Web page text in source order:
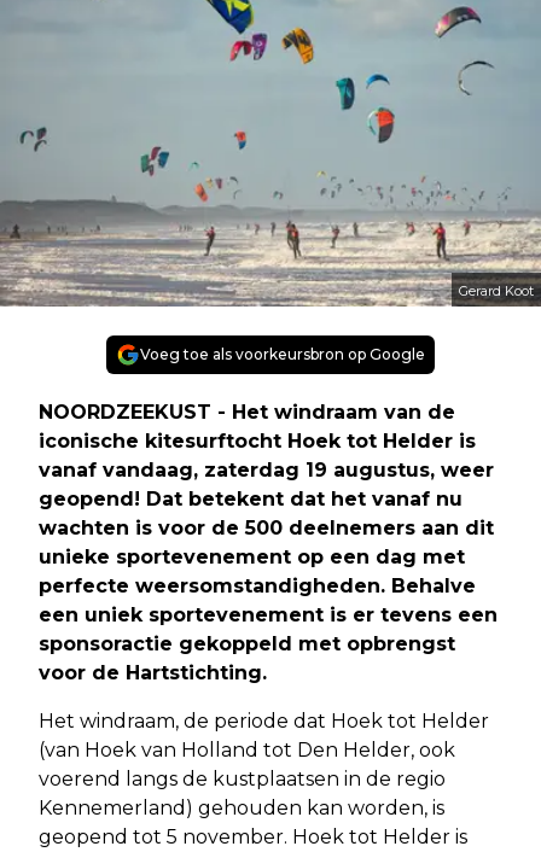
Gerard Koot
Voeg toe als voorkeursbron op Google
NOORDZEEKUST - Het windraam van de
iconische kitesurftocht Hoek tot Helder is
vanaf vandaag, zaterdag 19 augustus, weer
geopend! Dat betekent dat het vanaf nu
wachten is voor de 500 deelnemers aan dit
unieke sportevenement op een dag met
perfecte weersomstandigheden. Behalve
een uniek sportevenement is er tevens een
sponsoractie gekoppeld met opbrengst
voor de Hartstichting.
Het windraam, de periode dat Hoek tot Helder
(van Hoek van Holland tot Den Helder, ook
voerend langs de kustplaatsen in de regio
Kennemerland) gehouden kan worden, is
geopend tot 5 november. Hoek tot Helder is